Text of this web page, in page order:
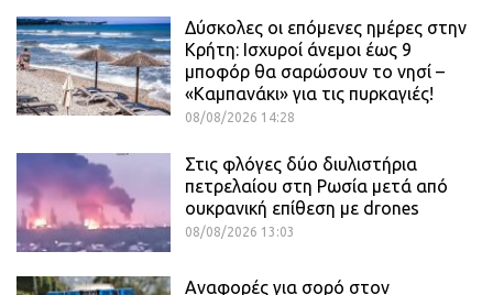
Δύσκολες οι επόμενες ημέρες στην
Κρήτη: Ισχυροί άνεμοι έως 9
μποφόρ θα σαρώσουν το νησί –
«Καμπανάκι» για τις πυρκαγιές!
08/08/2026 14:28
Στις φλόγες δύο διυλιστήρια
πετρελαίου στη Ρωσία μετά από
ουκρανική επίθεση με drones
08/08/2026 13:03
Αναφορές για σορό στον